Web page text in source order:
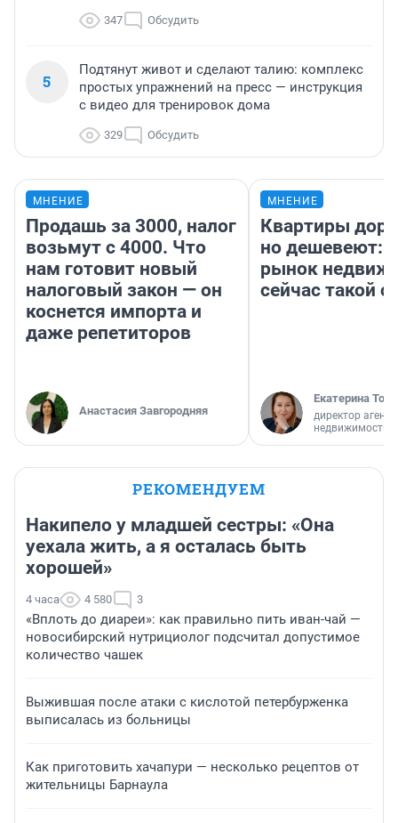
347 Обсудить
5
Подтянут живот и сделают талию: комплекс
простых упражнений на пресс — инструкция
с видео для тренировок дома
329 Обсудить
МНЕНИЕ
Продашь за 3000, налог
возьмут с 4000. Что
нам готовит новый
налоговый закон — он
коснется импорта и
даже репетиторов
Анастасия Завгородняя
МНЕНИЕ
Квартиры
но дешевеют:
рынок
сейчас такой
Екатерина
директор
недвижимости
РЕКОМЕНДУЕМ
Накипело у младшей сестры: «Она
уехала жить, а я осталась быть
хорошей»
4 часа 4 580 3
«Вплоть до диареи»: как правильно пить иван-чай —
новосибирский нутрициолог подсчитал допустимое
количество чашек
Выжившая после атаки с кислотой петербурженка
выписалась из больницы
Как приготовить хачапури — несколько рецептов от
жительницы Барнаула